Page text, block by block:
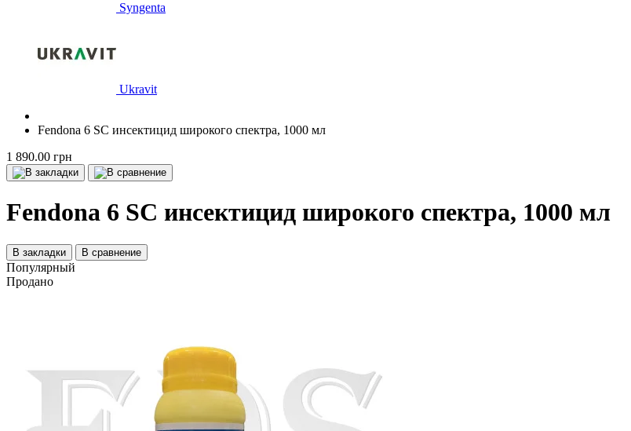
Syngenta
Ukravit
Fendona 6 SC инсектицид широкого спектра, 1000 мл
1 890.00 грн
Fendona 6 SC инсектицид широкого спектра, 1000 мл
В закладки В сравнение
Популярный
Продано